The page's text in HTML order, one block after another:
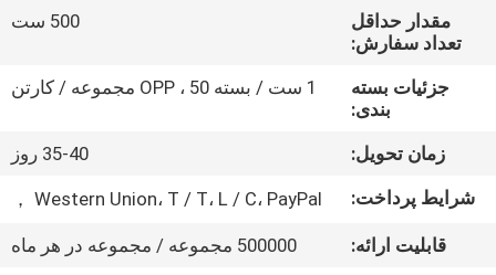
کارخانه
کنترل
کیفیت
نقشه
سایت
مقدار حداقل
تعداد سفارش:
500 ست
جزئیات بسته
بندی:
1 ست / بسته OPP ، 50 مجموعه / کارتن
زمان تحویل:
35-40 روز
شرایط پرداخت:
Western Union، T / T، L / C، PayPal ，
قابلیت ارائه:
500000 مجموعه / مجموعه در هر ماه